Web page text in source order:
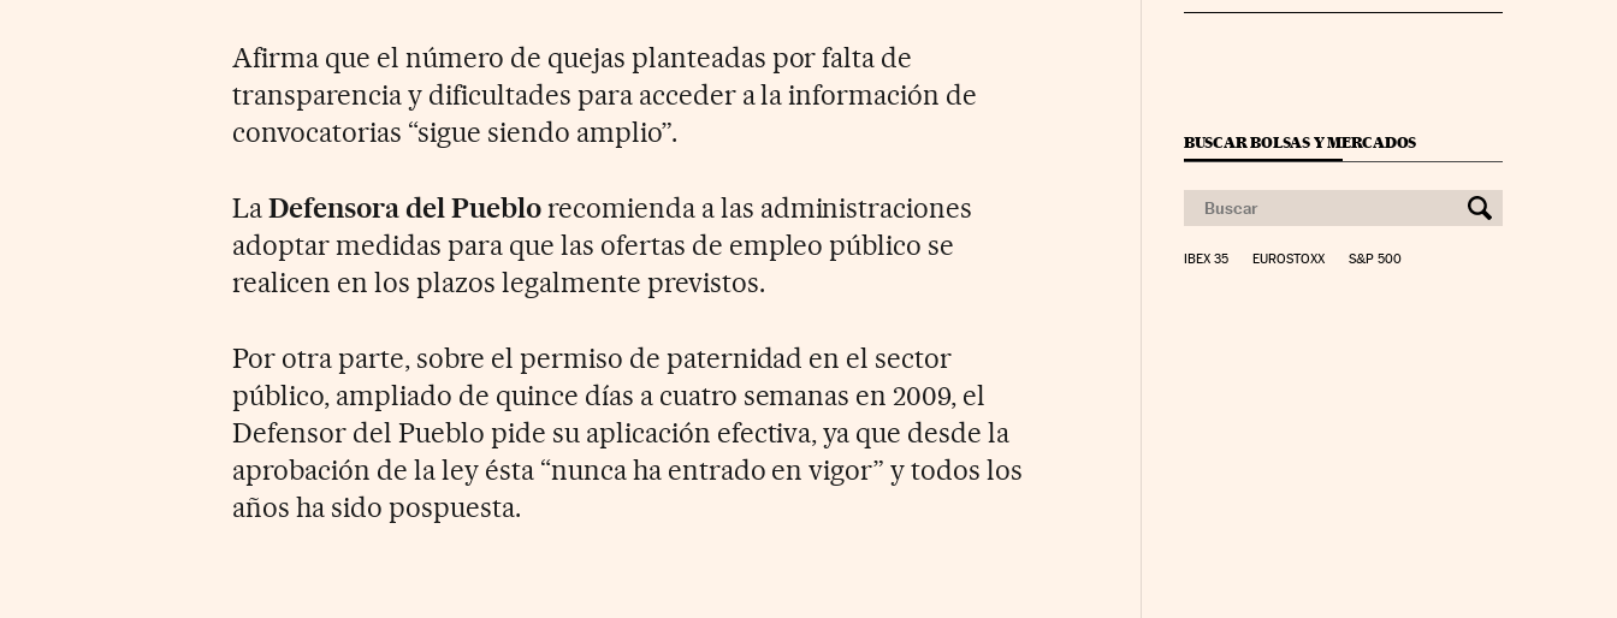
Afirma que el número de quejas planteadas por falta de
transparencia y dificultades para acceder a la información de
convocatorias “sigue siendo amplio”.
LaDefensora del Pueblorecomienda a las administraciones
adoptar medidas para que las ofertas de empleo público se
realicen en los plazos legalmente previstos.
Por otra parte, sobre el permiso de paternidad en el sector
público, ampliado de quince días a cuatro semanas en 2009, el
Defensor del Pueblo pide su aplicación efectiva, ya que desde la
aprobación de la ley ésta “nunca ha entrado en vigor” y todos los
años ha sido pospuesta.
BUSCAR BOLSAS Y MERCADOS
IBEX 35 EUROSTOXX S&P 500